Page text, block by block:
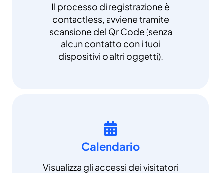
Il processo di registrazione è
contactless, avviene tramite
scansione del Qr Code (senza
alcun contatto con i tuoi
dispositivi o altri oggetti).
Calendario
Visualizza gli accessi dei visitatori